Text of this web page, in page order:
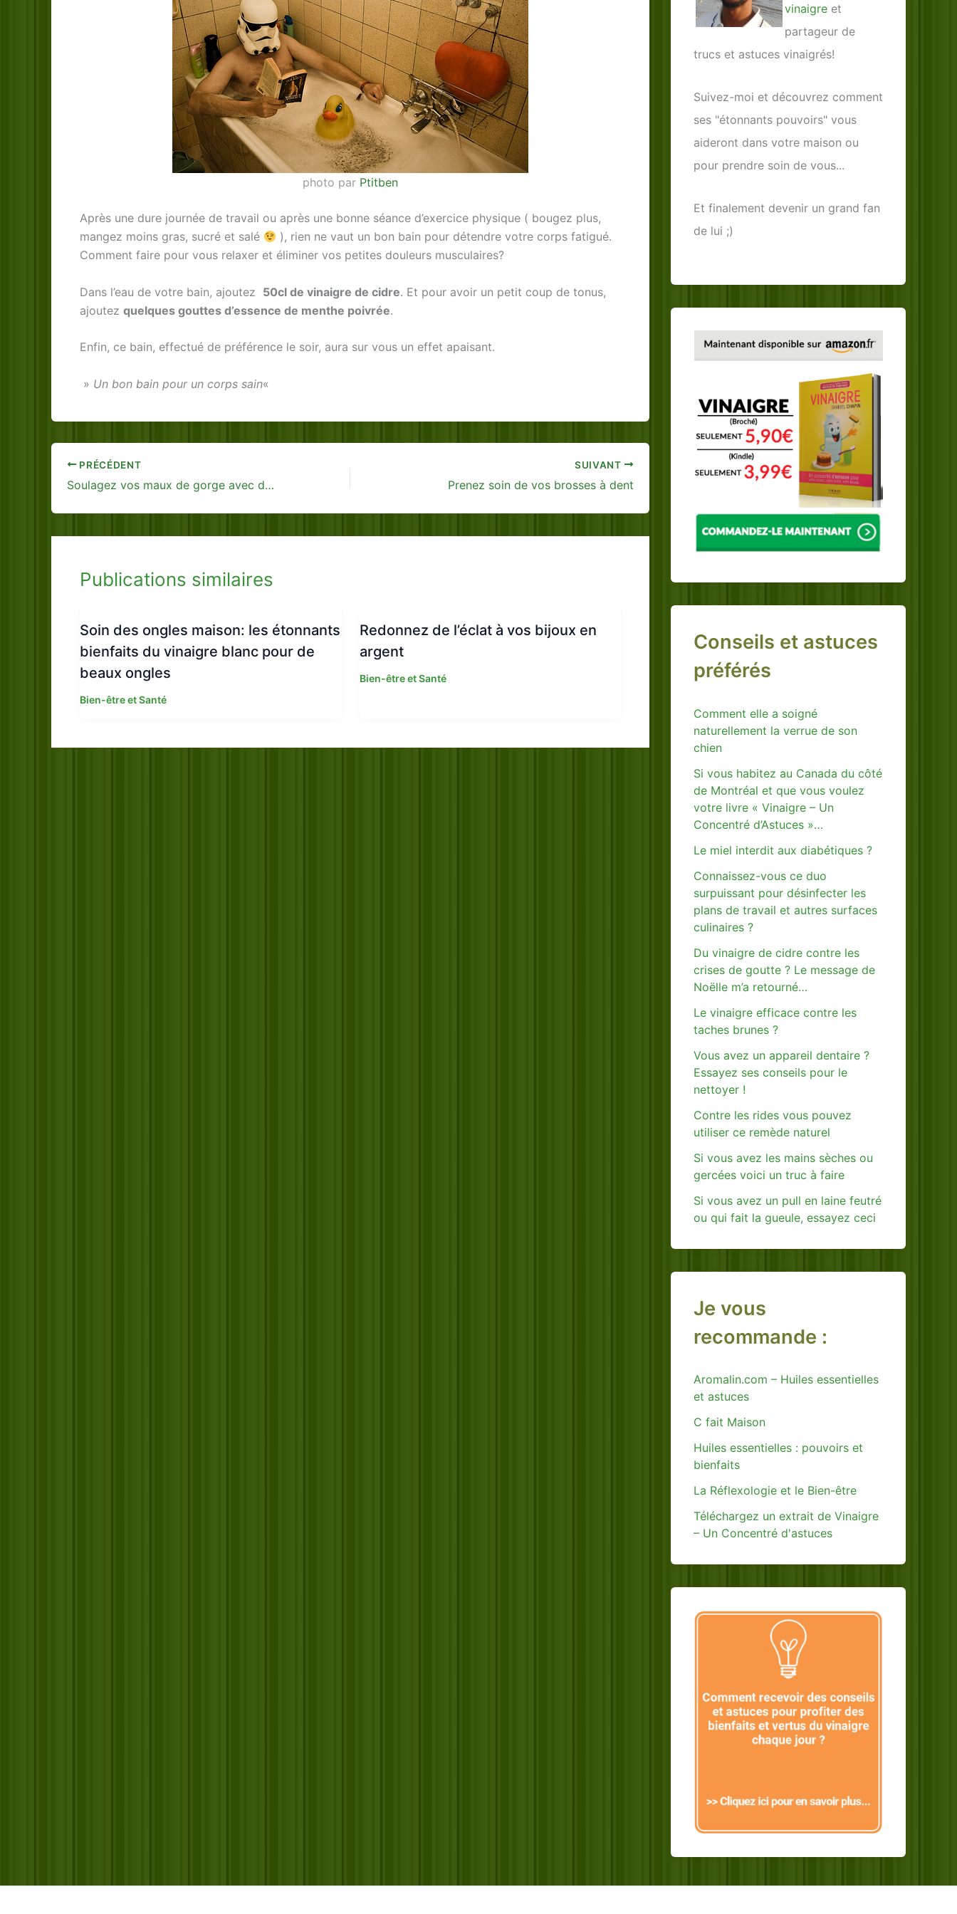
photo par Ptitben
Après une dure journée de travail ou après une bonne séance d’exercice physique ( bougez plus,
mangez moins gras, sucré et salé
), rien ne vaut un bon bain pour détendre votre corps fatigué.
Comment faire pour vous relaxer et éliminer vos petites douleurs musculaires?
Dans l’eau de votre bain, ajoutez 50cl de vinaigre de cidre. Et pour avoir un petit coup de tonus,
ajoutez quelques gouttes d’essence de menthe poivrée.
Enfin, ce bain, effectué de préférence le soir, aura sur vous un effet apaisant.
» Un bon bain pour un corps sain«
PRÉCÉDENT
Soulagez vos maux de gorge avec du vinaigre de cidre
SUIVANT
Prenez soin de vos brosses à dent
Publications similaires
Soin des ongles maison: les étonnants
bienfaits du vinaigre blanc pour de
beaux ongles
Bien-être et Santé
Redonnez de l’éclat à vos bijoux en
argent
Bien-être et Santé
vinaigre et
partageur de
trucs et astuces vinaigrés!
Suivez-moi et découvrez comment
ses "étonnants pouvoirs" vous
aideront dans votre maison ou
pour prendre soin de vous...
Et finalement devenir un grand fan
de lui ;)
Conseils et astuces
préférés
Comment elle a soigné
naturellement la verrue de son
chien
Si vous habitez au Canada du côté
de Montréal et que vous voulez
votre livre « Vinaigre – Un
Concentré d’Astuces »…
Le miel interdit aux diabétiques ?
Connaissez-vous ce duo
surpuissant pour désinfecter les
plans de travail et autres surfaces
culinaires ?
Du vinaigre de cidre contre les
crises de goutte ? Le message de
Noëlle m’a retourné…
Le vinaigre efficace contre les
taches brunes ?
Vous avez un appareil dentaire ?
Essayez ses conseils pour le
nettoyer !
Contre les rides vous pouvez
utiliser ce remède naturel
Si vous avez les mains sèches ou
gercées voici un truc à faire
Si vous avez un pull en laine feutré
ou qui fait la gueule, essayez ceci
Je vous
recommande :
Aromalin.com – Huiles essentielles
et astuces
C fait Maison
Huiles essentielles : pouvoirs et
bienfaits
La Réflexologie et le Bien-être
Téléchargez un extrait de Vinaigre
– Un Concentré d'astuces